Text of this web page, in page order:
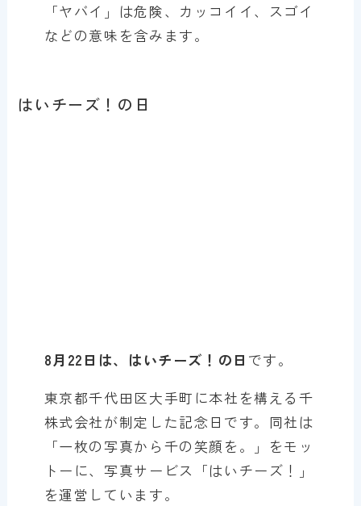
「ヤバイ」は危険、カッコイイ、スゴイ
などの意味を含みます。
はいチーズ！の日
8月22日は、はいチーズ！の日 です。
東京都千代田区大手町に本社を構える千
株式会社が制定した記念日です。同社は
「一枚の写真から千の笑顔を。」をモッ
トーに、写真サービス「はいチーズ！」
を運営しています。